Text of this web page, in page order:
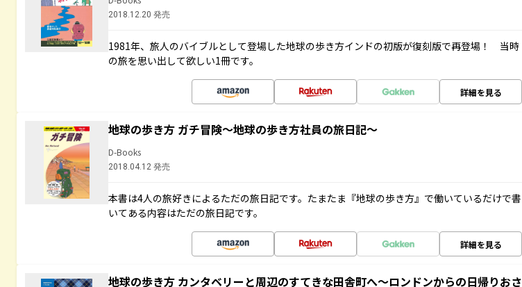
2018.12.20 発売
1981年、旅人のバイブルとして登場した地球の歩き方インドの初版が復刻版で再登場！ 当時
の旅を思い出して欲しい1冊です。
詳細を見る
地球の歩き方 ガチ冒険～地球の歩き方社員の旅日記～
D-Books
2018.04.12 発売
本書は4人の旅好きによるただの旅日記です。たまたま『地球の歩き方』で働いているだけで書
いてある内容はただの旅日記です。
詳細を見る
地球の歩き方 カンタベリーと周辺のすてきな田舎町へ～ロンドンからの日帰りおさ